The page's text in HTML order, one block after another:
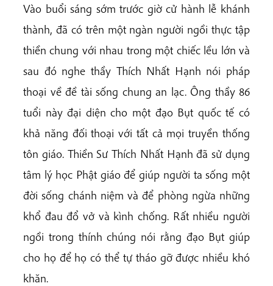
Vào buổi sáng sớm trước giờ cử hành lễ khánh
thành, đã có trên một ngàn người ngồi thực tập
thiền chung với nhau trong một chiếc lều lớn và
sau đó nghe thầy Thích Nhất Hạnh nói pháp
thoại về đề tài sống chung an lạc. Ông thầy 86
tuổi này đại diện cho một đạo Bụt quốc tế có
khả năng đối thoại với tất cả mọi truyền thống
tôn giáo. Thiền Sư Thích Nhất Hạnh đã sử dụng
tâm lý học Phật giáo để giúp người ta sống một
đời sống chánh niệm và để phòng ngừa những
khổ đau đổ vở và kình chống. Rất nhiều người
ngồi trong thính chúng nói rằng đạo Bụt giúp
cho họ để họ có thể tự tháo gỡ được nhiều khó
khăn.